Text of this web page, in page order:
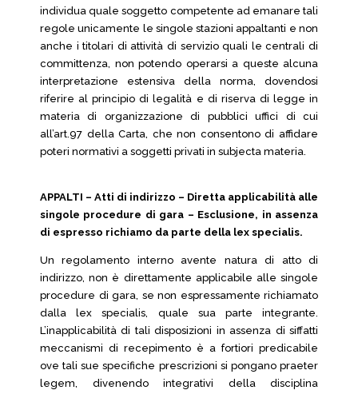
individua quale soggetto competente ad emanare tali
regole unicamente le singole stazioni appaltanti e non
anche i titolari di attività di servizio quali le centrali di
committenza, non potendo operarsi a queste alcuna
interpretazione estensiva della norma, dovendosi
riferire al principio di legalità e di riserva di legge in
materia di organizzazione di pubblici uffici di cui
all’art.97 della Carta, che non consentono di affidare
poteri normativi a soggetti privati in subjecta materia.
APPALTI – Atti di indirizzo – Diretta applicabilità alle
singole procedure di gara – Esclusione, in assenza
di espresso richiamo da parte della lex specialis.
Un regolamento interno avente natura di atto di
indirizzo, non è direttamente applicabile alle singole
procedure di gara, se non espressamente richiamato
dalla lex specialis, quale sua parte integrante.
L’inapplicabilità di tali disposizioni in assenza di siffatti
meccanismi di recepimento è a fortiori predicabile
ove tali sue specifiche prescrizioni si pongano praeter
legem, divenendo integrativi della disciplina